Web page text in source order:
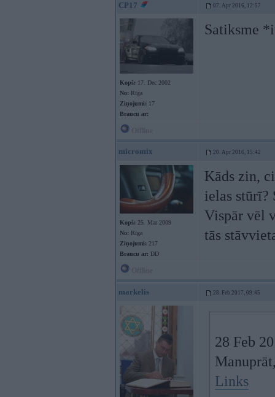
CP17 07. Apr 2016, 12:57
Kopš: 17. Dec 2002
No: Rīga
Ziņojumi: 17
Braucu ar:
Satiksme
micromix 20. Apr 2016, 15:42
Kopš: 25. Mar 2009
No: Rīga
Ziņojumi: 217
Braucu ar: DD
Kāds zin,
ielas stūrī?
Vispār vēl
tās
markelis 28. Feb 2017, 09:45
28 Feb
Links